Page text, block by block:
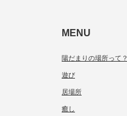
MENU
陽だまりの場所って？
遊び
居場所
癒し